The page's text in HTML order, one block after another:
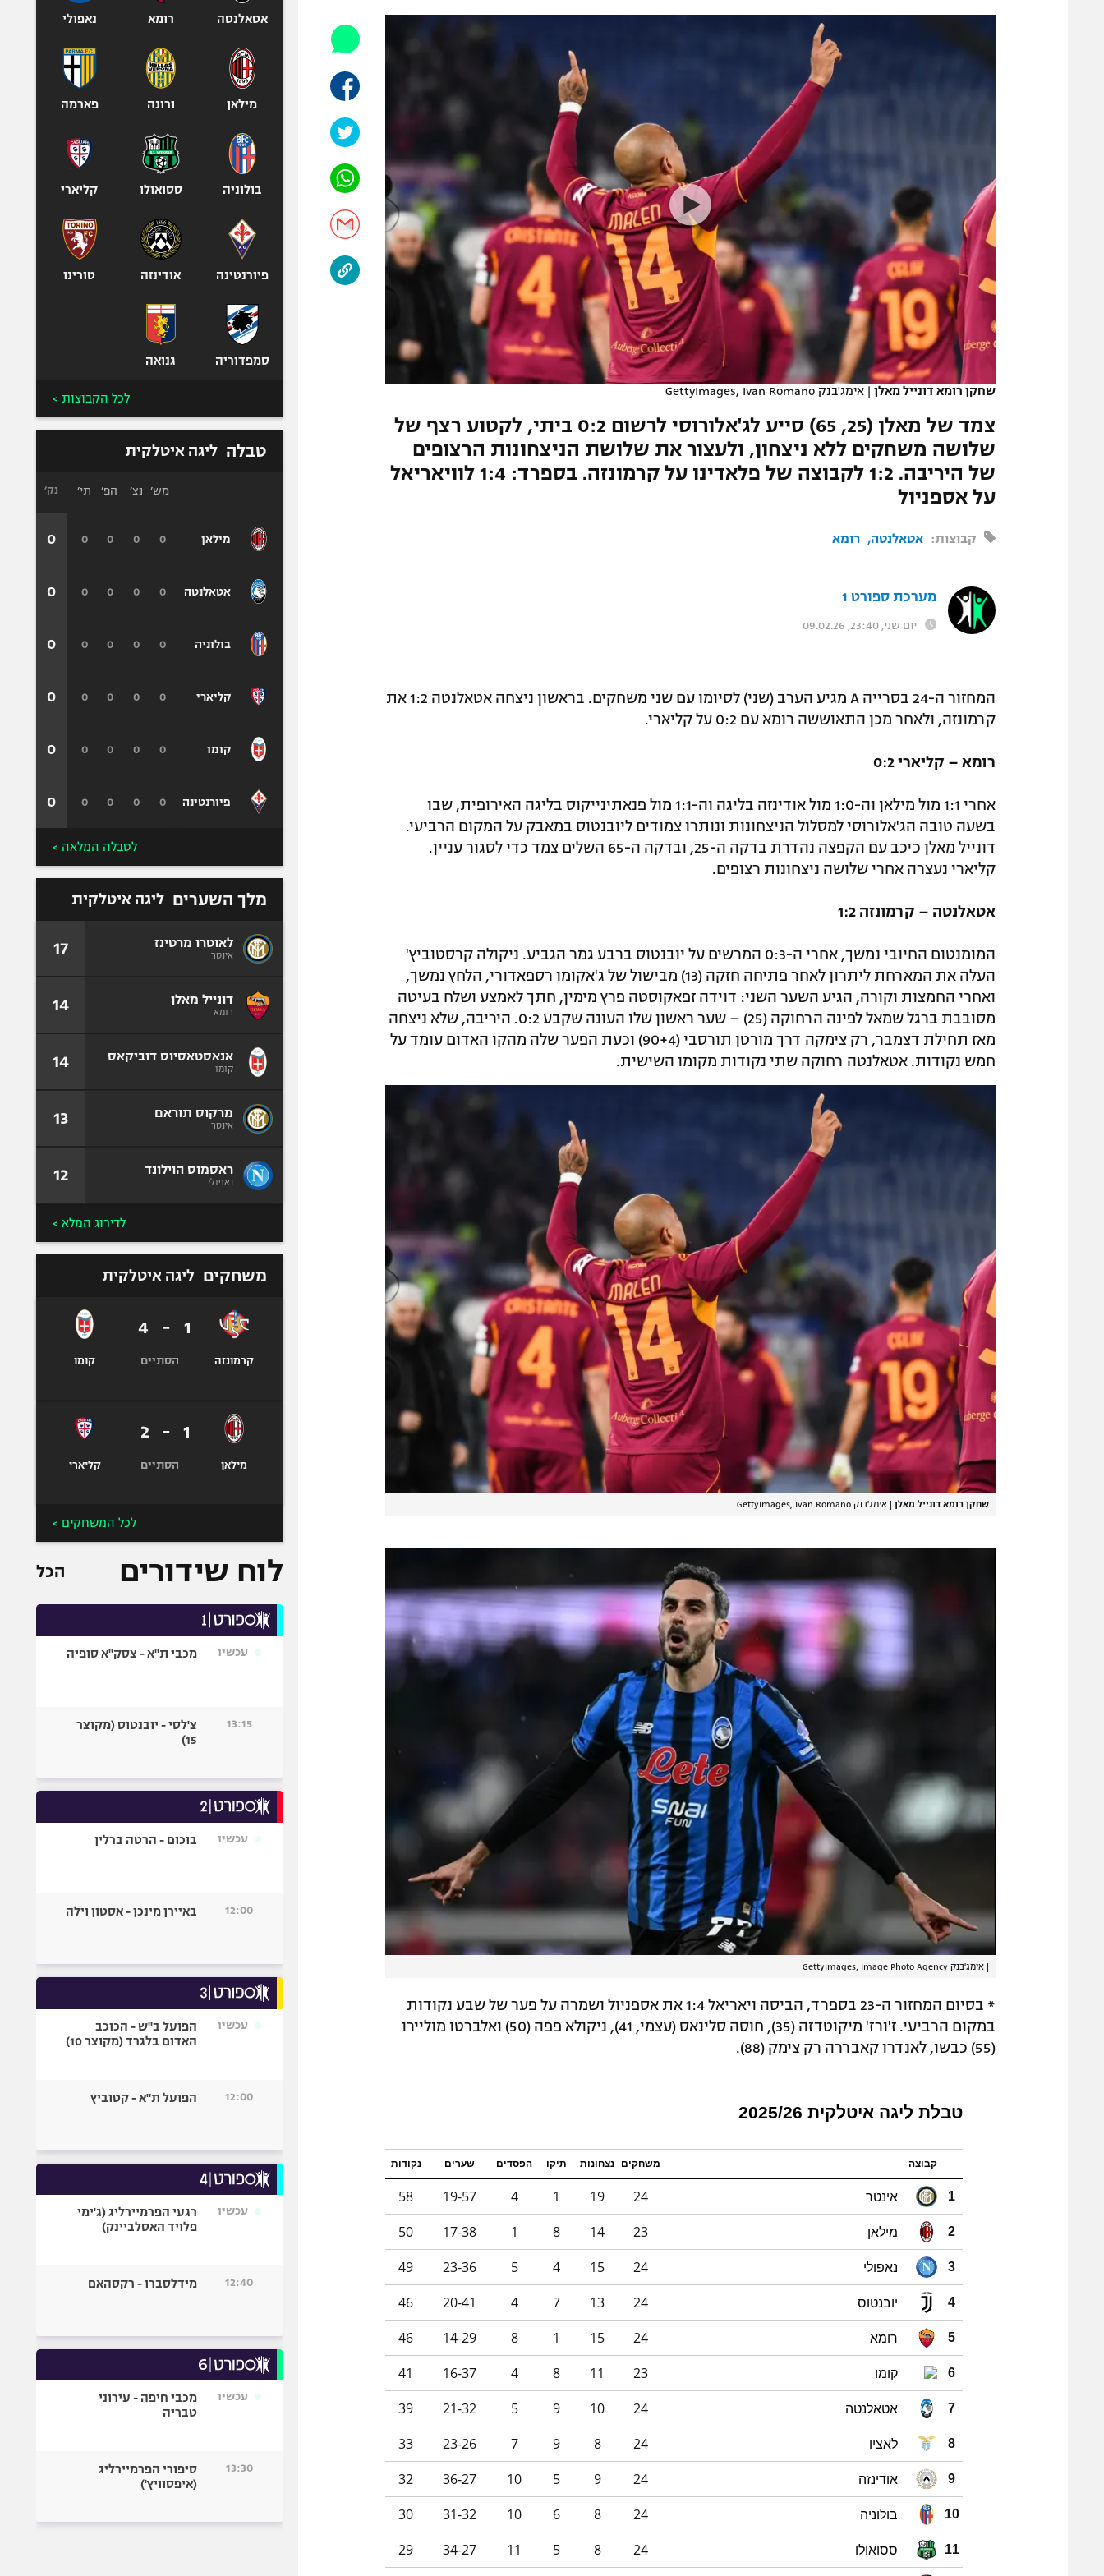
תקנון עבור פעילות ספורט 1 – "מרלן"
מדיניות פרטיות
תקנון פעילות ספורט 1
רשיון להקרנה פומבית לבית עסק
הצטרפות לחבילת הערוצים
לוח דרושים – ג'ובנט
תגיות
הפועל תל אביב
ליגה סינית
ליגות נוספות
אופניים
כדורמים
פוטבול אמריקאי NFL
ספורט אתגרי
ואקסטרים
אומנויות לחימה
שחקן רומא דונייל מאלן | אימג'בנק GettyImages, Ivan Romano
צמד של מאלן (25, 65) סייע לג'אלורוסי לרשום 0:2 ביתי, לקטוע רצף של
שלושה משחקים ללא ניצחון, ולעצור את שלושת הניצחונות הרצופים
של היריבה. 1:2 לקבוצה של פלאדינו על קרמונזה. בספרד: 1:4 לוויאריאל
על אספניול
קבוצות: אטאלנטה רומא
מערכת ספורט 1
יום שני, 23:40, 09.02.26
המחזור ה-24 בסרייה A מגיע הערב (שני) לסיומו עם שני משחקים. בראשון ניצחה אטאלנטה 1:2 את
קרמונזה, ולאחר מכן התאוששה רומא עם 0:2 על קליארי.
רומא – קליארי 0:2
אחרי 1:1 מול מילאן וה-1:0 מול אודינזה בליגה וה-1:1 מול פנאתינייקוס בליגה האירופית, שבו
בשעה טובה הג'אלורוסי למסלול הניצחונות ונותרו צמודים ליובנטוס במאבק על המקום הרביעי.
דונייל מאלן כיכב עם הקפצה נהדרת בדקה ה-25, ובדקה ה-65 השלים צמד כדי לסגור עניין.
קליארי נעצרה אחרי שלושה ניצחונות רצופים.
אטאלנטה – קרמונזה 1:2
המומנטום החיובי נמשך, אחרי ה-0:3 המרשים על יובנטוס ברבע גמר הגביע. ניקולה קרסטוביץ'
העלה את המארחת ליתרון לאחר פתיחה חזקה (13) מבישול של ג'אקומו רספאדורי, הלחץ נמשך,
ואחרי החמצות וקורה, הגיע השער השני: דוידה זפאקוסטה פרץ מימין, חתך לאמצע ושלח בעיטה
מסובבת ברגל שמאל לפינה הרחוקה (25) – שער ראשון שלו העונה שקבע 0:2. היריבה, שלא ניצחה
מאז תחילת דצמבר, רק צימקה דרך מורטן תורסבי (90+4) וכעת הפער שלה מהקו האדום עומד על
חמש נקודות. אטאלנטה רחוקה שתי נקודות מקומו השישית.
שחקן רומא דונייל מאלן | אימג'בנק GettyImages, Ivan Romano
| אימג'בנק GettyImages, Image Photo Agency
* בסיום המחזור ה-23 בספרד, הביסה ויאריאל 1:4 את אספניול ושמרה על פער של שבע נקודות
במקום הרביעי. ז'ורז' מיקוטדזה (35), חוסה סלינאס (עצמי, 41), ניקולא פפה (50) ואלברטו מוליירו
(55) כבשו, לאנדרו קאבררה רק צימק (88).
טבלת ליגה איטלקית 2025/26
קבוצה משחקים נצחונות תיקו הפסדים שערים נקודות
1 אינטר 24
19
1
4
19-57
58
2 מילאן 23
14
8
1
17-38
50
3 נאפולי 24
15
4
5
23-36
49
4 יובנטוס 24
13
7
4
20-41
46
5 רומא 24
15
1
8
14-29
46
6 קומו 23
11
8
4
16-37
41
7 אטאלנטה 24
10
9
5
21-32
39
8 לאציו 24
8
9
7
23-26
33
9 אודינזה 24
9
5
10
36-27
32
10 בולוניה 24
8
6
10
31-32
30
11 ססואולו 24
8
5
11
34-27
29
אטאלנטה רומא נאפולי
מילאן ורונה פארמה
בולוניה ססואולו קליארי
פיורנטינה אודינזה טורינו
סמפדוריה גנואה
לכל הקבוצות >
טבלה ליגה איטלקית
מילאן
אטאלנטה
בולוניה
קליארי
קומו
פיורנטינה
מש׳ נצ׳ הפ׳ תי׳
0
0
0
0
0
0
0
0
0
0
0
0
0
0
0
0
0
0
0
0
0
0
0
0
נק׳
0
0
0
0
0
0
לטבלה המלאה >
מלך השערים ליגה איטלקית
לאוטרו מרטינז
אינטר 17
דונייל מאלן
רומא 14
אנאסטאסיוס דוביקאס
קומו 14
מרקוס תוראם
אינטר 13
ראסמוס הוילונד
נאפולי 12
לדירוג המלא >
משחקים ליגה איטלקית
קרמונזה
1
-
4
הסתיים קומו
מילאן
1
-
2
הסתיים קליארי
לכל המשחקים >
לוח שידורים הכל
עכשיו מכבי ת"א - צסק"א סופיה
13:15
צ'לסי - יובנטוס (מקוצר
15)
עכשיו בוכום - הרטה ברלין
12:00 באיירן מינכן - אסטון וילה
עכשיו
הפועל ב"ש - הכוכב
האדום בלגרד (מקוצר 10)
12:00 הפועל ת"א - קטוביץ
עכשיו
רגעי הפרמיירליג (ג'ימי
פלויד האסלביינק)
12:40 מידלסברו - רקסהאם
עכשיו
מכבי חיפה - עירוני
טבריה
13:30
סיפורי הפרמיירליג
(איפסוויץ')